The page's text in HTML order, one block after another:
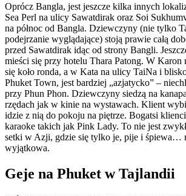
Oprócz Bangla, jest jeszcze kilka innych
Sea Perl na ulicy Sawatdirak oraz Soi
na północ od Bangla. Dziewczyny (nie tylko
podejrzanie wyglądające) stoją prawie całą
przed Sawatdirak idąc od strony Bangli.
mieści się przy hotelu Thara Patong. W Karon
się koło ronda, a w Kata na ulicy TaiNa i
Phuket Town, jest bardziej „azjatycko” –
przy Phun Phon. Dziewczyny siedzą na
rzędach jak w kinie na wystawach. Klient
idzie z nią do pokoju na piętrze. Bogatsi
karaoke takich jak Pink Lady. To nie jest
setki w Azji, gdzie się tylko je, pije i śpiewa…
wyjątkowa.
Geje na Phuket w Tajlandii